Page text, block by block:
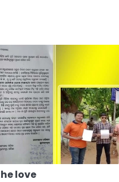
love